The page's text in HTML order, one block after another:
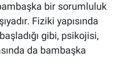
bir sorumluluk
Fiziki yapısında
gibi, psikojisi,
da bambaşka